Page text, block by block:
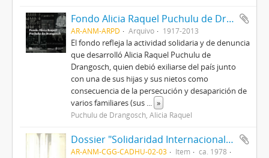
Fondo Alicia Raquel Puchulu de Drangosch
AR-ANM-ARPD Arquivo 1917-2013
El fondo refleja la actividad solidaria y de denuncia
que desarrolló Alicia Raquel Puchulu de
Drangosch, quien debió exiliarse del país junto
con una de sus hijas y sus nietos como
consecuencia de la persecución y desaparición de
varios familiares (sus ... »
Puchulu de Drangosch, Alicia Raquel
Dossier "Solidaridad Internacional con Argentina"
AR-ANM-CGG-CADHU-02-03 Item
ca. 1978